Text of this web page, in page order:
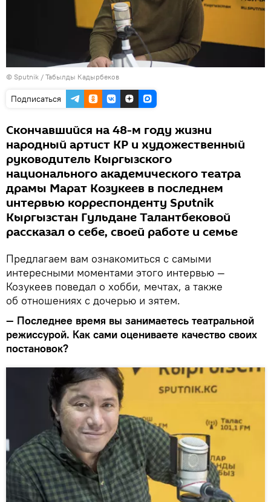
© Sputnik / Табылды Кадырбеков
Подписаться
Скончавшийся на 48-м году жизни
народный артист КР и художественный
руководитель Кыргызского
национального академического театра
драмы Марат Козукеев в последнем
интервью корреспонденту Sputnik
Кыргызстан Гульдане Талантбековой
рассказал о себе, своей работе и семье
Предлагаем вам ознакомиться с самыми
интересными моментами этого интервью —
Козукеев поведал о хобби, мечтах, а также
об отношениях с дочерью и зятем.
— Последнее время вы занимаетесь театральной
режиссурой. Как сами оцениваете качество своих
постановок?